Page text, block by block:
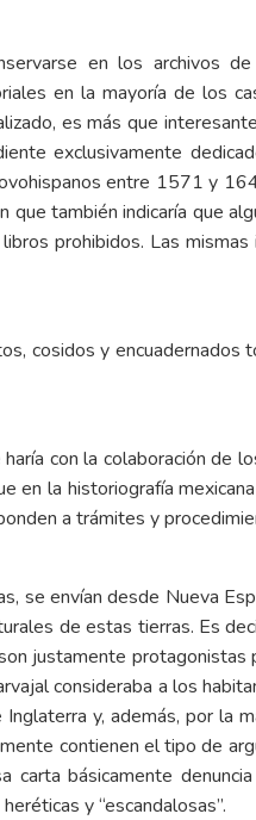
en los archivos
en la mayoría de los
es más que
exclusivamente
entre 1571 y
que también indicaría que
prohibidos. Las
cosidos y
con la colaboración
en la historiografía
a trámites y
se envían desde Nueva
de estas tierras. Es
justamente
consideraba a los
y, además, por la
contienen el tipo de
carta básicamente
y “escandalosas”.